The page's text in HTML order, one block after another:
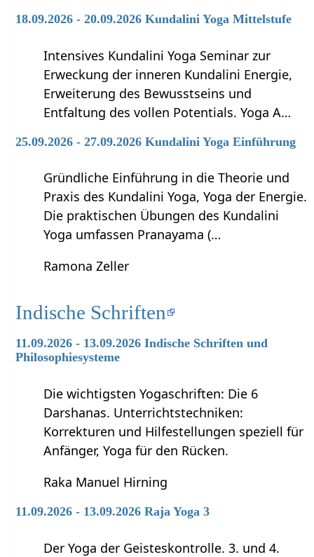
18.09.2026 - 20.09.2026 Kundalini Yoga Mittelstufe
Intensives Kundalini Yoga Seminar zur
Erweckung der inneren Kundalini Energie,
Erweiterung des Bewusstseins und
Entfaltung des vollen Potentials. Yoga A…
25.09.2026 - 27.09.2026 Kundalini Yoga Einführung
Gründliche Einführung in die Theorie und
Praxis des Kundalini Yoga, Yoga der Energie.
Die praktischen Übungen des Kundalini
Yoga umfassen Pranayama (…
Ramona Zeller
Indische Schriften
11.09.2026 - 13.09.2026 Indische Schriften und
Philosophiesysteme
Die wichtigsten Yogaschriften: Die 6
Darshanas. Unterrichtstechniken:
Korrekturen und Hilfestellungen speziell für
Anfänger, Yoga für den Rücken.
Raka Manuel Hirning
11.09.2026 - 13.09.2026 Raja Yoga 3
Der Yoga der Geisteskontrolle. 3. und 4.